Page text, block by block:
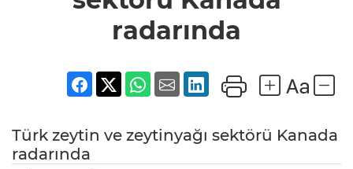
radarında
Türk zeytin ve zeytinyağı sektörü Kanada
radarında